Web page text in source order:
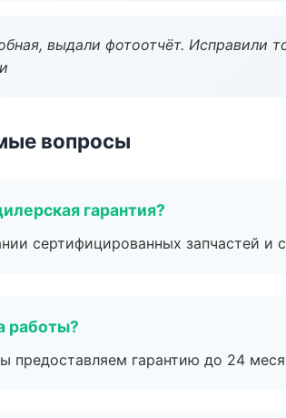
выдали фотоотчёт. Исправили
вопросы
гарантия?
сертифицированных запчастей и
работы?
предоставляем гарантию до 24